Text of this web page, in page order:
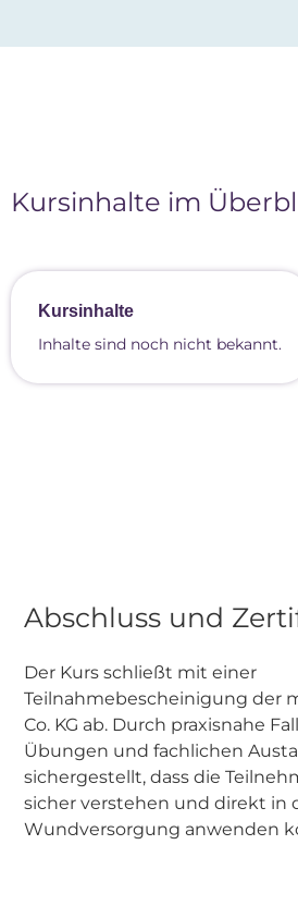
Kursinhalte im
Kursinhalte
Inhalte sind noch nicht bekannt.
Abschluss und
Der Kurs schließt mit einer
Teilnahmebescheinigung der
Co. KG ab. Durch praxisnahe
Übungen und fachlichen
sichergestellt, dass die
sicher verstehen und direkt in
Wundversorgung anwenden